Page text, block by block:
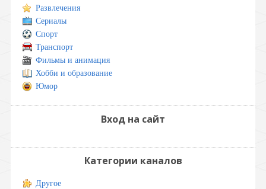
Развлечения
Сериалы
Спорт
Транспорт
Фильмы и анимация
Хобби и образование
Юмор
Вход на сайт
Категории каналов
Другое